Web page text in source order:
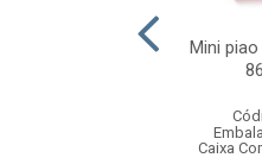
Mini
Caixa